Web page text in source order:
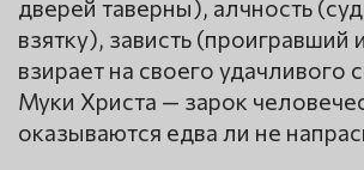
дверей таверны), алчность
взятку), зависть (проигравший
взирает на своего удачливого
Муки Христа — зарок
оказываются едва ли не